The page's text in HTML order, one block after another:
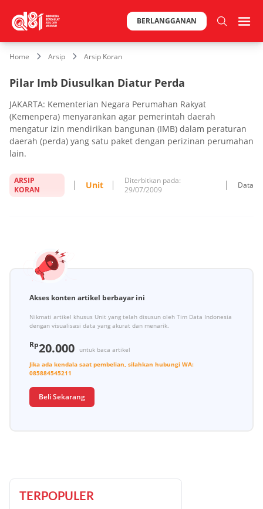
BERLANGGANAN
Home Arsip Arsip Koran
Pilar Imb Diusulkan Diatur Perda
JAKARTA: Kementerian Negara Perumahan Rakyat
(Kemenpera) menyarankan agar pemerintah daerah
mengatur izin mendirikan bangunan (IMB) dalam peraturan
daerah (perda) yang satu paket dengan perizinan perumahan
lain.
ARSIP
KORAN
Unit
Diterbitkan pada:
29/07/2009
Data
Akses konten artikel berbayar ini
Nikmati artikel khusus Unit yang telah disusun oleh Tim Data Indonesia
dengan visualisasi data yang akurat dan menarik.
Rp20.000
untuk baca artikel
Jika ada kendala saat pembelian, silahkan hubungi WA:
085884545211
Beli Sekarang
TERPOPULER